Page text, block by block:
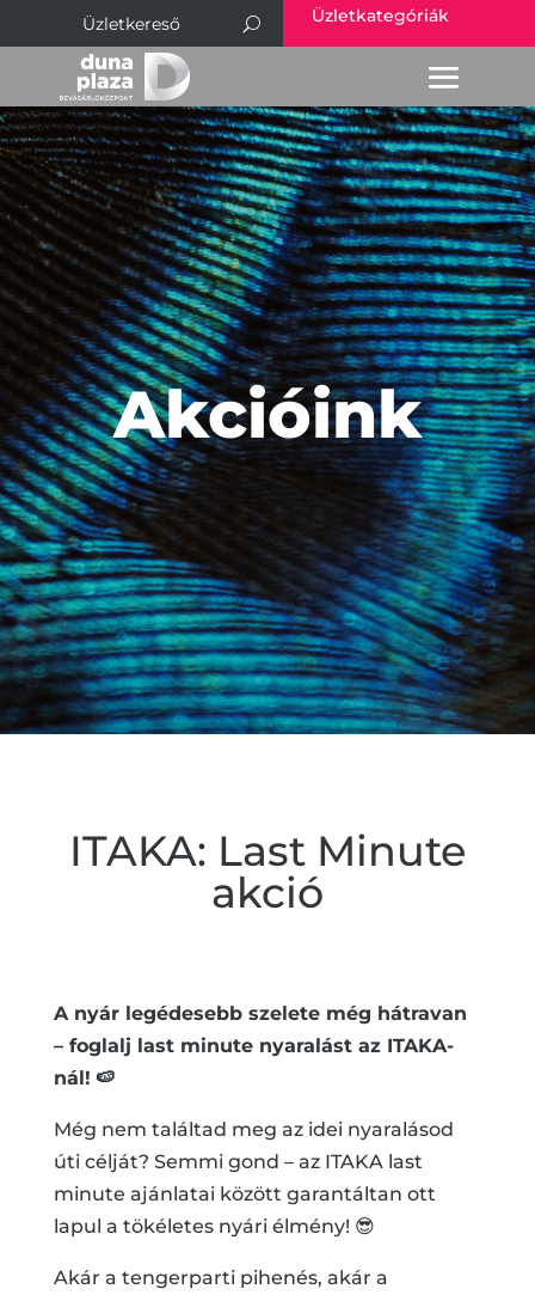
Üzletkategóriák
Akcióink
ITAKA: Last Minute
akció
A nyár legédesebb szelete még hátravan
– foglalj last minute nyaralást az ITAKA-
nál! 🍉
Még nem találtad meg az idei nyaralásod
úti célját? Semmi gond – az ITAKA last
minute ajánlatai között garantáltan ott
lapul a tökéletes nyári élmény! 😎
Akár a tengerparti pihenés, akár a